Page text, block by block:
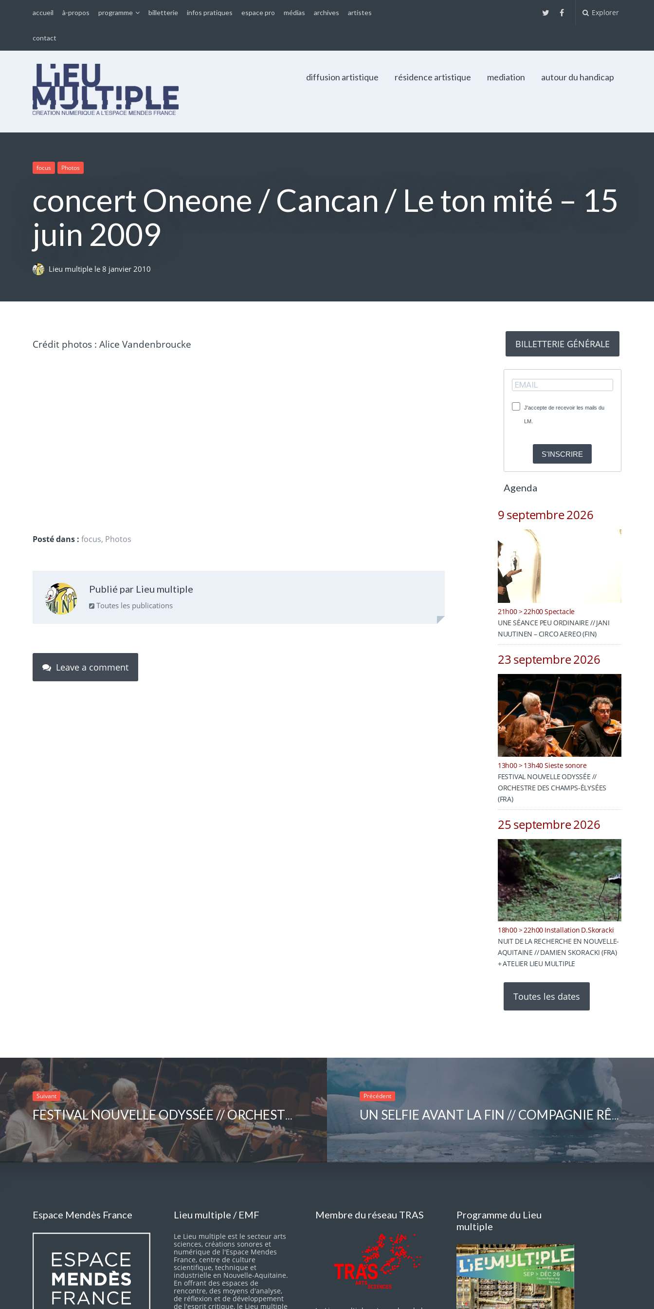
accueil à-propos programme billetterie infos pratiques espace pro médias archives artistes
contact
Explorer
diffusion artistique résidence artistique mediation autour du handicap
focus Photos
concert Oneone / Cancan / Le ton mité – 15
juin 2009
Lieu multiple le 8 janvier 2010
Crédit photos : Alice Vandenbroucke
Posté dans : focus, Photos
Publié par Lieu multiple
Toutes les publications
Leave a comment
BILLETTERIE GÉNÉRALE
J'accepte de recevoir les mails du
LM.
S'INSCRIRE
Agenda
9 septembre 2026
21h00 > 22h00 Spectacle
UNE SÉANCE PEU ORDINAIRE // JANI
NUUTINEN – CIRCO AEREO (FIN)
23 septembre 2026
13h00 > 13h40 Sieste sonore
FESTIVAL NOUVELLE ODYSSÉE //
ORCHESTRE DES CHAMPS-ÉLYSÉES
(FRA)
25 septembre 2026
18h00 > 22h00 Installation D.Skoracki
NUIT DE LA RECHERCHE EN NOUVELLE-
AQUITAINE // DAMIEN SKORACKI (FRA)
+ ATELIER LIEU MULTIPLE
Toutes les dates
Suivant
FESTIVAL NOUVELLE ODYSSÉE // ORCHESTRE DES CHAMPS-ÉLYSÉES (FRA)
Précédent
UN SELFIE AVANT LA FIN // COMPAGNIE RÊVOLANTE – PAULINE PIDOUX (FRA)
Espace Mendès France Lieu multiple / EMF
Le Lieu multiple est le secteur arts
sciences, créations sonores et
numérique de l'Espace Mendes
France, centre de culture
scientifique, technique et
industrielle en Nouvelle-Aquitaine.
En offrant des espaces de
rencontre, des moyens d'analyse,
de réflexion et de développement
de l'esprit critique, le Lieu multiple
Membre du réseau TRAS
Programme du Lieu
multiple